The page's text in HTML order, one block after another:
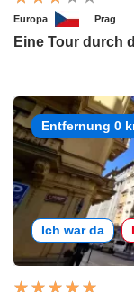
Europa Prag
Eine Tour durch
Entfernung 0
Ich war da